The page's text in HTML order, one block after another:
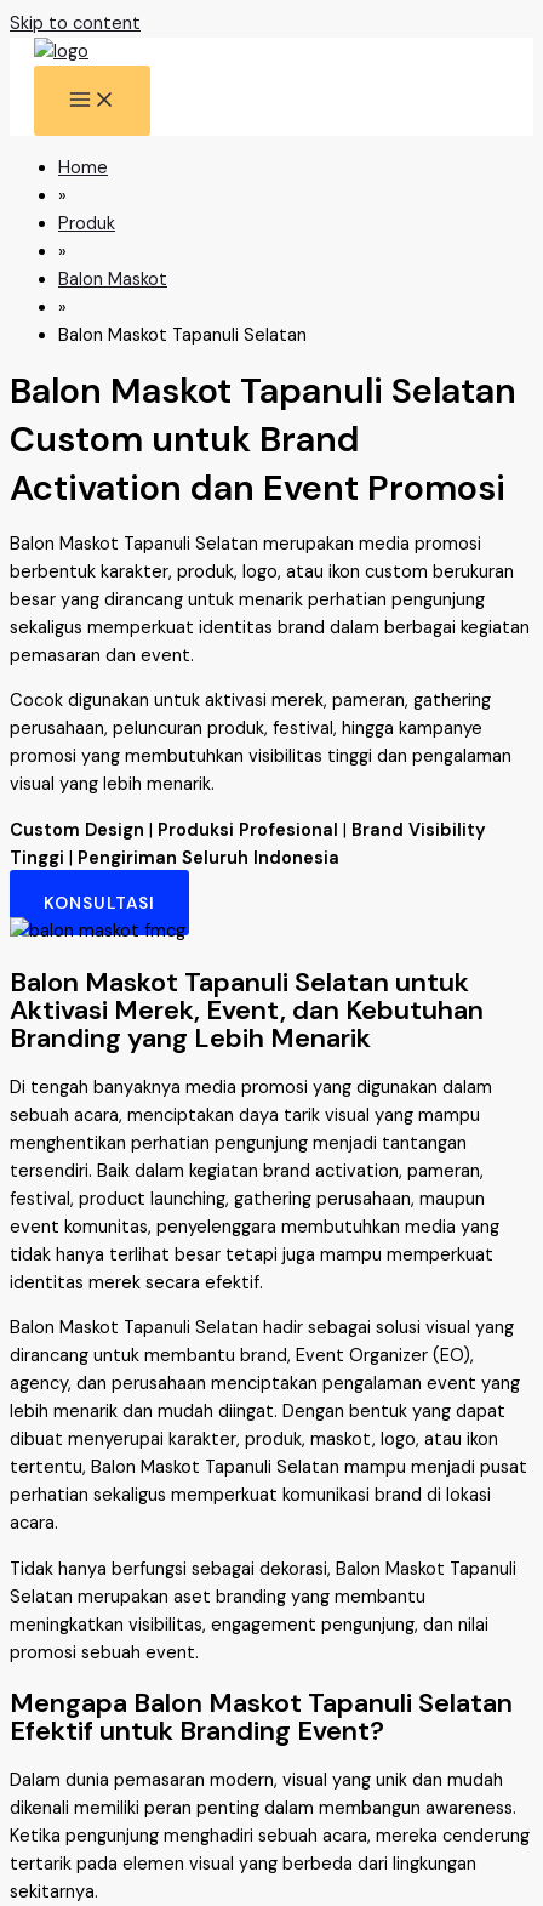
Skip to content
Home
»
Produk
»
Balon Maskot
»
Balon Maskot Tapanuli Selatan
Balon Maskot Tapanuli Selatan
Custom untuk Brand
Activation dan Event Promosi
Balon Maskot Tapanuli Selatan merupakan media promosi
berbentuk karakter, produk, logo, atau ikon custom berukuran
besar yang dirancang untuk menarik perhatian pengunjung
sekaligus memperkuat identitas brand dalam berbagai kegiatan
pemasaran dan event.
Cocok digunakan untuk aktivasi merek, pameran, gathering
perusahaan, peluncuran produk, festival, hingga kampanye
promosi yang membutuhkan visibilitas tinggi dan pengalaman
visual yang lebih menarik.
Custom Design | Produksi Profesional | Brand Visibility
Tinggi | Pengiriman Seluruh Indonesia
KONSULTASI
Balon Maskot Tapanuli Selatan untuk
Aktivasi Merek, Event, dan Kebutuhan
Branding yang Lebih Menarik
Di tengah banyaknya media promosi yang digunakan dalam
sebuah acara, menciptakan daya tarik visual yang mampu
menghentikan perhatian pengunjung menjadi tantangan
tersendiri. Baik dalam kegiatan brand activation, pameran,
festival, product launching, gathering perusahaan, maupun
event komunitas, penyelenggara membutuhkan media yang
tidak hanya terlihat besar tetapi juga mampu memperkuat
identitas merek secara efektif.
Balon Maskot Tapanuli Selatan hadir sebagai solusi visual yang
dirancang untuk membantu brand, Event Organizer (EO),
agency, dan perusahaan menciptakan pengalaman event yang
lebih menarik dan mudah diingat. Dengan bentuk yang dapat
dibuat menyerupai karakter, produk, maskot, logo, atau ikon
tertentu, Balon Maskot Tapanuli Selatan mampu menjadi pusat
perhatian sekaligus memperkuat komunikasi brand di lokasi
acara.
Tidak hanya berfungsi sebagai dekorasi, Balon Maskot Tapanuli
Selatan merupakan aset branding yang membantu
meningkatkan visibilitas, engagement pengunjung, dan nilai
promosi sebuah event.
Mengapa Balon Maskot Tapanuli Selatan
Efektif untuk Branding Event?
Dalam dunia pemasaran modern, visual yang unik dan mudah
dikenali memiliki peran penting dalam membangun awareness.
Ketika pengunjung menghadiri sebuah acara, mereka cenderung
tertarik pada elemen visual yang berbeda dari lingkungan
sekitarnya.